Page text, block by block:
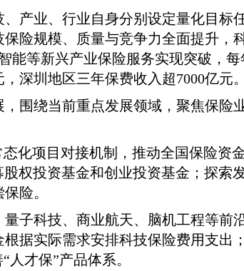
产业、行业自身分别设定量化目标
险规模、质量与竞争力全面提升，
等新兴产业保险服务实现突破，每
深圳地区三年保费收入超7000亿元。
围绕当前重点发展领域，聚焦保险
化项目对接机制，推动全国保险资
权投资基金和创业投资基金；探索
险。
子科技、商业航天、脑机工程等前
据实际需求安排科技保险费用支出
才保”产品体系。